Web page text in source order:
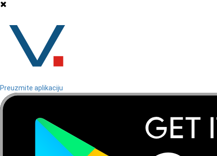
Preuzmite aplikaciju